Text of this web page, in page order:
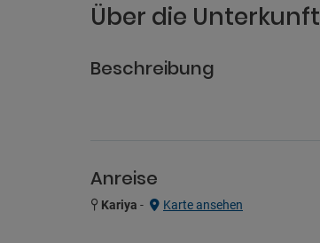
Über die Unterkunft
Beschreibung
Anreise
Kariya - Karte ansehen